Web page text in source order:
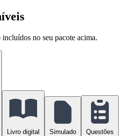
incluídos no seu pacote acima.
Livro digital Simulado Questões